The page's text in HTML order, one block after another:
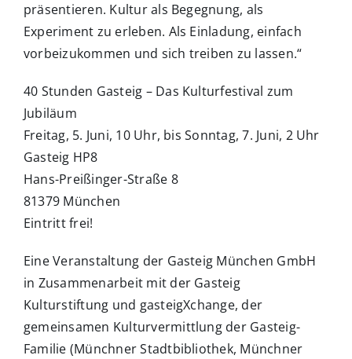
präsentieren. Kultur als Begegnung, als
Experiment zu erleben. Als Einladung, einfach
vorbeizukommen und sich treiben zu lassen.“
40 Stunden Gasteig – Das Kulturfestival zum
Jubiläum
Freitag, 5. Juni, 10 Uhr, bis Sonntag, 7. Juni, 2 Uhr
Gasteig HP8
Hans-Preißinger-Straße 8
81379 München
Eintritt frei!
Eine Veranstaltung der Gasteig München GmbH
in Zusammenarbeit mit der Gasteig
Kulturstiftung und gasteigXchange, der
gemeinsamen Kulturvermittlung der Gasteig-
Familie (Münchner Stadtbibliothek, Münchner